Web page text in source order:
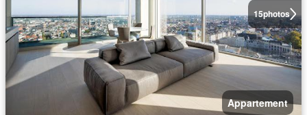
15photos
Appartement